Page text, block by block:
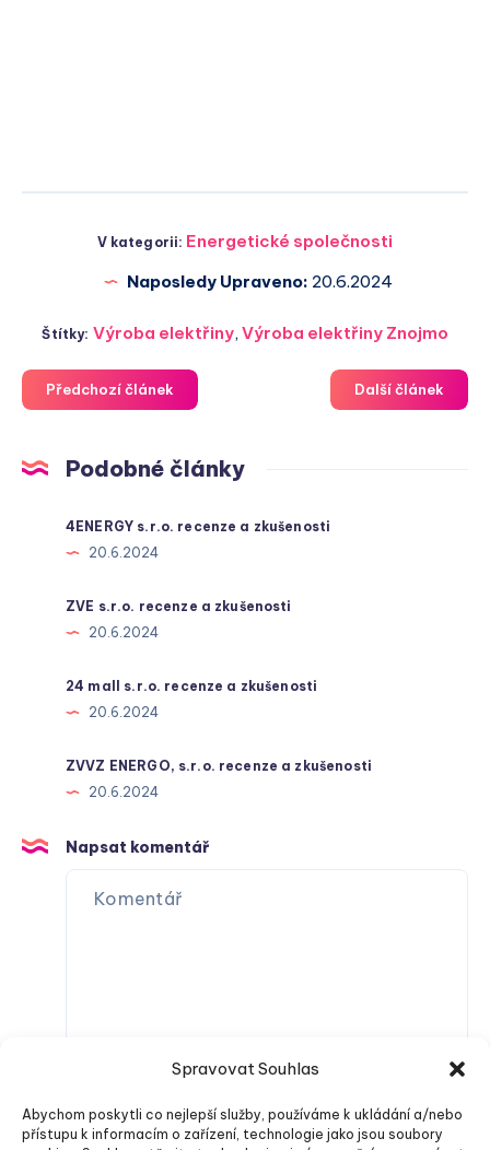
Spravovat Souhlas
Abychom poskytli co nejlepší služby, používáme k ukládání a/nebo
přístupu k informacím o zařízení, technologie jako jsou soubory
V kategorii: Energetické společnosti
Naposledy Upraveno: 20.6.2024
Štítky: Výroba elektřiny, Výroba elektřiny Znojmo
Předchozí článek Další článek
Podobné články
4ENERGY s.r.o. recenze a zkušenosti
20.6.2024
ZVE s.r.o. recenze a zkušenosti
20.6.2024
24 mall s.r.o. recenze a zkušenosti
20.6.2024
ZVVZ ENERGO, s.r.o. recenze a zkušenosti
20.6.2024
Napsat komentář